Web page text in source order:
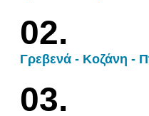
02.
Γρεβενά - Κοζάνη -
03.